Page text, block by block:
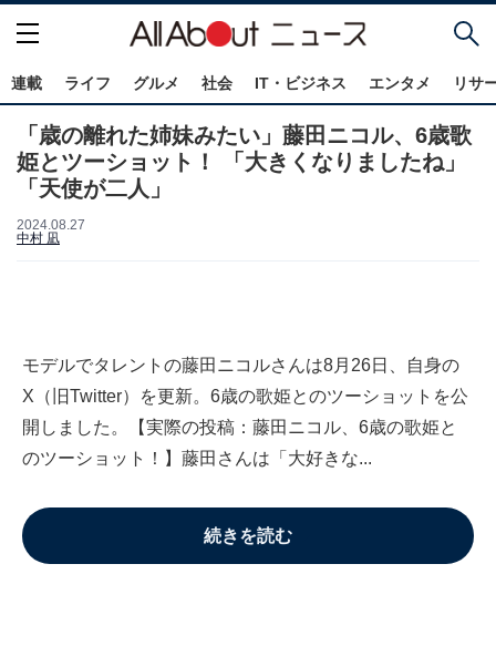
連載 ライフ グルメ 社会 IT・ビジネス エンタメ リサ
「歳の離れた姉妹みたい」藤田ニコル、6歳歌
姫とツーショット！ 「大きくなりましたね」
「天使が二人」
2024.08.27
中村 凪
モデルでタレントの藤田ニコルさんは8月26日、自身の
X（旧Twitter）を更新。6歳の歌姫とのツーショットを公
開しました。【実際の投稿：藤田ニコル、6歳の歌姫と
のツーショット！】藤田さんは「大好きな...
続きを読む